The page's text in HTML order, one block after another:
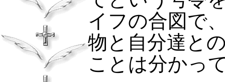
イフの合図で
物と自分達と
ことは分かっ